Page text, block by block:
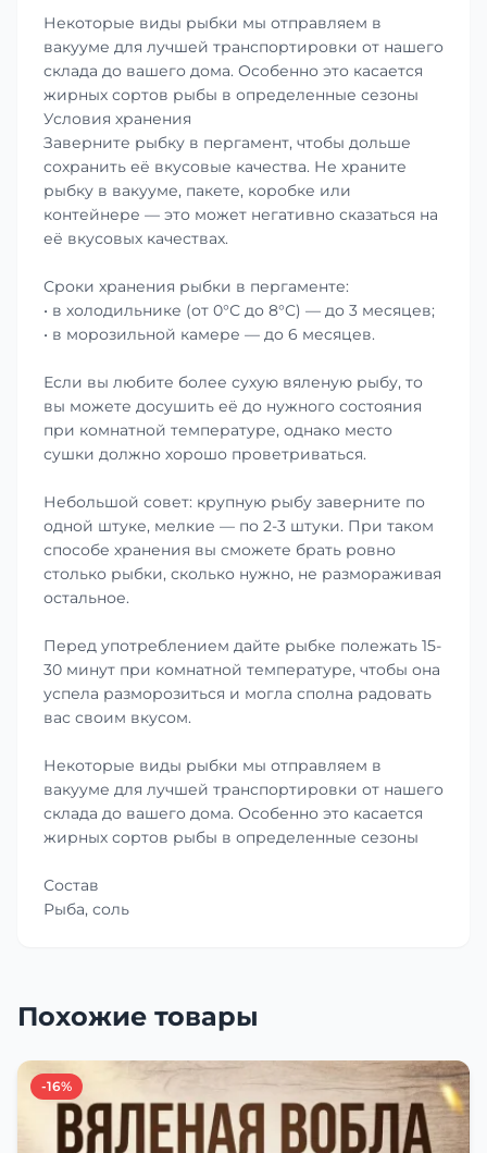
Некоторые виды рыбки мы отправляем в
вакууме для лучшей транспортировки от нашего
склада до вашего дома. Особенно это касается
жирных сортов рыбы в определенные сезоны
Условия хранения
Заверните рыбку в пергамент, чтобы дольше
сохранить её вкусовые качества. Не храните
рыбку в вакууме, пакете, коробке или
контейнере — это может негативно сказаться на
её вкусовых качествах.
Сроки хранения рыбки в пергаменте:
• в холодильнике (от 0°С до 8°С) — до 3 месяцев;
• в морозильной камере — до 6 месяцев.
Если вы любите более сухую вяленую рыбу, то
вы можете досушить её до нужного состояния
при комнатной температуре, однако место
сушки должно хорошо проветриваться.
Небольшой совет: крупную рыбу заверните по
одной штуке, мелкие — по 2-3 штуки. При таком
способе хранения вы сможете брать ровно
столько рыбки, сколько нужно, не размораживая
остальное.
Перед употреблением дайте рыбке полежать 15-
30 минут при комнатной температуре, чтобы она
успела разморозиться и могла сполна радовать
вас своим вкусом.
Некоторые виды рыбки мы отправляем в
вакууме для лучшей транспортировки от нашего
склада до вашего дома. Особенно это касается
жирных сортов рыбы в определенные сезоны
Состав
Рыба, соль
Похожие товары
-16%